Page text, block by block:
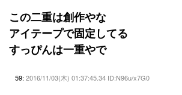
この二重は創作やな
アイテープで固定してる
すっぴんは一重やで
59: 2016/11/03(木) 01:37:45.34 ID:N96u/x7G0